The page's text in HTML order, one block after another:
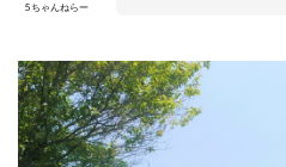
5ちゃんねらー